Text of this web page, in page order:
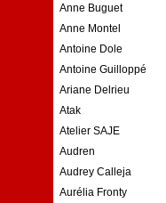
Anne Buguet
Anne Montel
Antoine Dole
Antoine Guilloppé
Ariane Delrieu
Atak
Atelier SAJE
Audren
Audrey Calleja
Aurélia Fronty